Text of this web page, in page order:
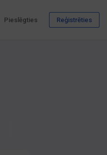
Pieslēgties Reģistrēties